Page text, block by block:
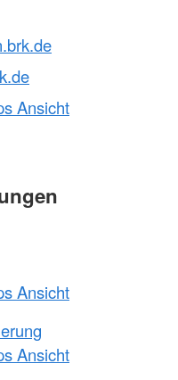
Ansicht
Ansicht
Ansicht